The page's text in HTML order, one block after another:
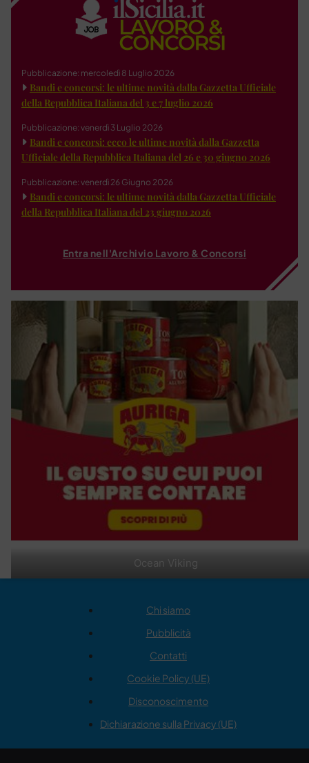
Ocean Viking
Pubblicazione: mercoledì 8 Luglio 2026
Bandi e concorsi: le ultime novità dalla Gazzetta Ufficiale
della Repubblica Italiana del 3 e 7 luglio 2026
Pubblicazione: venerdì 3 Luglio 2026
Bandi e concorsi: ecco le ultime novità dalla Gazzetta
Ufficiale della Repubblica Italiana del 26 e 30 giugno 2026
Pubblicazione: venerdì 26 Giugno 2026
Bandi e concorsi: le ultime novità dalla Gazzetta Ufficiale
della Repubblica Italiana del 23 giugno 2026
Entra nell'Archivio Lavoro & Concorsi
Chi siamo
Pubblicità
Contatti
Cookie Policy (UE)
Disconoscimento
Dichiarazione sulla Privacy (UE)